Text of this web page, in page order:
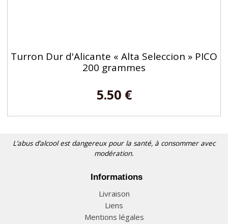
Turron Dur d'Alicante « Alta Seleccion » PICO
200 grammes
5.50 €
L’abus d’alcool est dangereux pour la santé, à consommer avec
modération.
Informations
Livraison
Liens
Mentions légales